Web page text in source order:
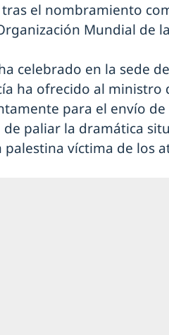
el nombramiento
Mundial de
celebrado en la sede
ha ofrecido al ministro
para el envío
de paliar la dramática
víctima de los